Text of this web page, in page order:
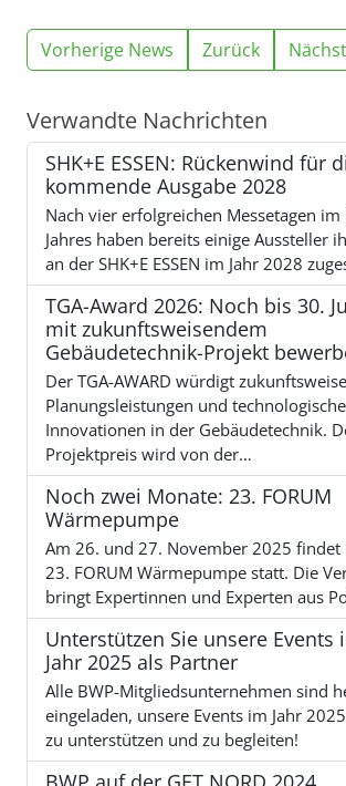
Vorherige News Zurück
Verwandte Nachrichten
SHK+E ESSEN: Rückenwind für
kommende Ausgabe 2028
Nach vier erfolgreichen Messetagen im
Jahres haben bereits einige Aussteller
an der SHK+E ESSEN im Jahr 2028
TGA-Award 2026: Noch bis 30.
mit zukunftsweisendem
Gebäudetechnik-Projekt
Der TGA-AWARD würdigt
Planungsleistungen und technologische
Innovationen in der Gebäudetechnik.
Projektpreis wird von der…
Noch zwei Monate: 23. FORUM
Wärmepumpe
Am 26. und 27. November 2025 findet
23. FORUM Wärmepumpe statt. Die
bringt Expertinnen und Experten aus
Unterstützen Sie unsere Events
Jahr 2025 als Partner
Alle BWP-Mitgliedsunternehmen sind
eingeladen, unsere Events im Jahr
zu unterstützen und zu begleiten!